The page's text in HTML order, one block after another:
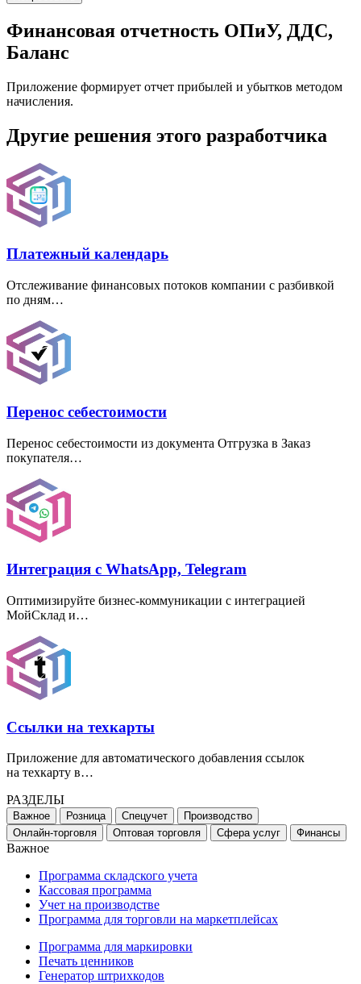
Финансовая отчетность ОПиУ, ДДС,
Баланс
Приложение формирует отчет прибылей и убытков методом
начисления.
Другие решения этого разработчика
Платежный календарь
Отслеживание финансовых потоков компании с разбивкой
по дням…
Перенос себестоимости
Перенос себестоимости из документа Отгрузка в Заказ
покупателя…
Интеграция с WhatsApp, Telegram
Оптимизируйте бизнес-коммуникации с интеграцией
МойСклад и…
Ссылки на техкарты
Приложение для автоматического добавления ссылок
на техкарту в…
РАЗДЕЛЫ
Важное Розница Спецучет
Производство
Онлайн-торговля
Оптовая торговля Сфера услуг Финансы
Важное
Программа складского учета
Кассовая программа
Учет на производстве
Программа для торговли на маркетплейсах
Программа для маркировки
Печать ценников
Генератор штрихкодов